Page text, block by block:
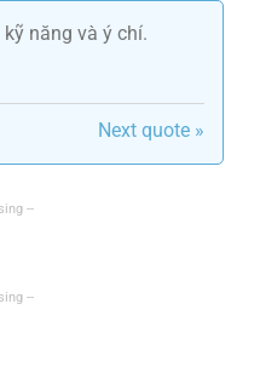
năng và ý chí.
Next quote »